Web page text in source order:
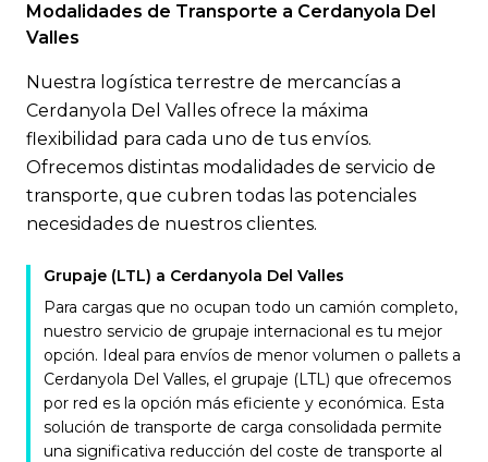
Modalidades de Transporte a Cerdanyola Del
Valles
Nuestra logística terrestre de mercancías a
Cerdanyola Del Valles ofrece la máxima
flexibilidad para cada uno de tus envíos.
Ofrecemos distintas modalidades de servicio de
transporte, que cubren todas las potenciales
necesidades de nuestros clientes.
Grupaje (LTL) a Cerdanyola Del Valles
Para cargas que no ocupan todo un camión completo,
nuestro servicio de grupaje internacional es tu mejor
opción. Ideal para envíos de menor volumen o pallets a
Cerdanyola Del Valles, el grupaje (LTL) que ofrecemos
por red es la opción más eficiente y económica. Esta
solución de transporte de carga consolidada permite
una significativa reducción del coste de transporte al